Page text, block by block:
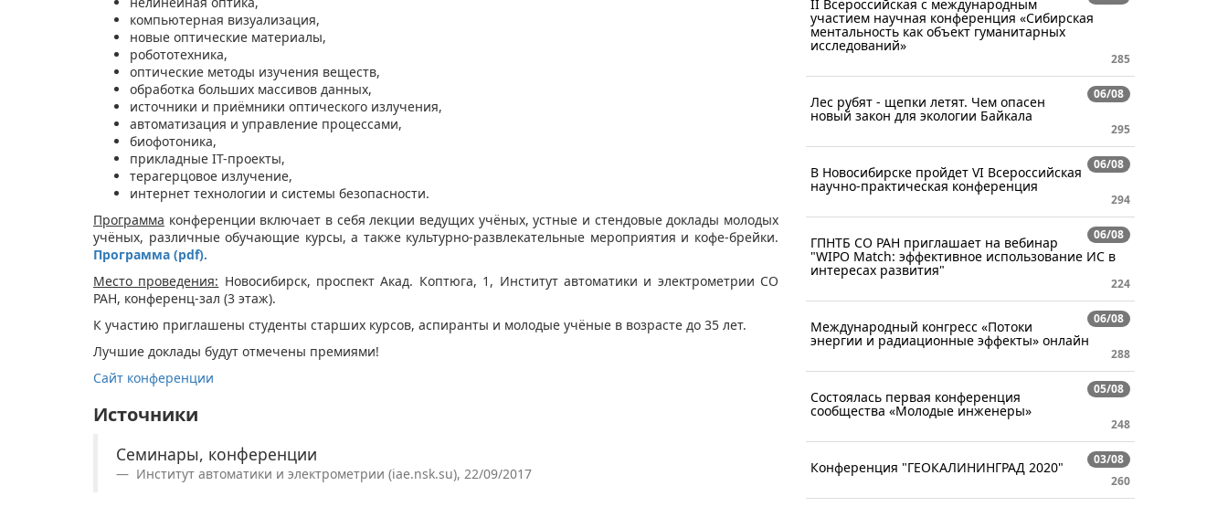
компьютерная визуализация,
новые оптические материалы,
робототехника,
оптические методы изучения веществ,
обработка больших массивов данных,
источники и приёмники оптического излучения,
автоматизация и управление процессами,
биофотоника,
прикладные IT-проекты,
терагерцовое излучение,
интернет технологии и системы безопасности.
Программа конференции включает в себя лекции ведущих учёных, устные и стендовые доклады молодых
учёных, различные обучающие курсы, а также культурно-развлекательные мероприятия и кофе-брейки.
Программа (pdf).
Место проведения: Новосибирск, проспект Акад. Коптюга, 1, Институт автоматики и электрометрии СО
РАН, конференц-зал (3 этаж).
К участию приглашены студенты старших курсов, аспиранты и молодые учёные в возрасте до 35 лет.
Лучшие доклады будут отмечены премиями!
Сайт конференции
Источники
Семинары, конференции
Институт автоматики и электрометрии (iae.nsk.su), 22/09/2017
II Всероссийская с международным
участием научная конференция «Сибирская
ментальность как объект гуманитарных
исследований»
285
06/08
Лес рубят - щепки летят. Чем опасен
новый закон для экологии Байкала
295
06/08
В Новосибирске пройдет VI Всероссийская
научно-практическая конференция
294
06/08
ГПНТБ СО РАН приглашает на вебинар
"WIPO Match: эффективное использование ИС в
интересах развития"
224
06/08
Международный конгресс «Потоки
энергии и радиационные эффекты» онлайн
288
05/08
Состоялась первая конференция
сообщества «Молодые инженеры»
248
03/08
Конференция "ГЕОКАЛИНИНГРАД 2020"
260